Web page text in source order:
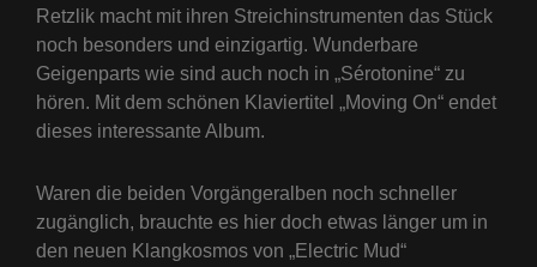
Retzlik macht mit ihren Streichinstrumenten das Stück
noch besonders und einzigartig. Wunderbare
Geigenparts wie sind auch noch in „Sérotonine“ zu
hören. Mit dem schönen Klaviertitel „Moving On“ endet
dieses interessante Album.
Waren die beiden Vorgängeralben noch schneller
zugänglich, brauchte es hier doch etwas länger um in
den neuen Klangkosmos von „Electric Mud“